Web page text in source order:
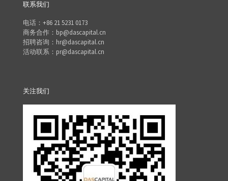
联系我们
电话：+86 21 5231 0173
商务合作：bp@dascapital.cn
招聘咨询：hr@dascapital.cn
活动联系：pr@dascapital.cn
关注我们